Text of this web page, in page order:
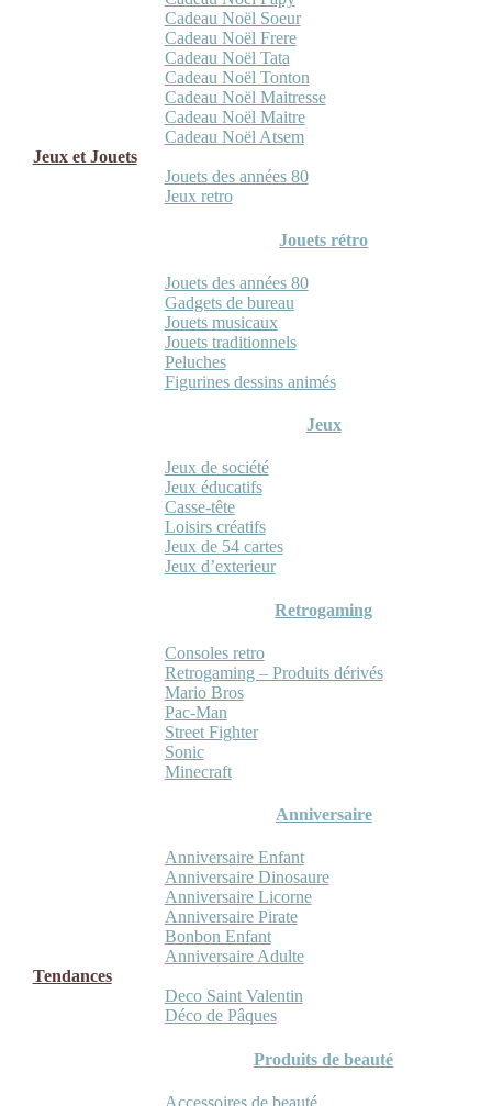
Cadeau Noël Soeur
Cadeau Noël Frere
Cadeau Noël Tata
Cadeau Noël Tonton
Cadeau Noël Maitresse
Cadeau Noël Maitre
Cadeau Noël Atsem
Jeux et Jouets
Jouets des années 80
Jeux retro
Jouets rétro
Jouets des années 80
Gadgets de bureau
Jouets musicaux
Jouets traditionnels
Peluches
Figurines dessins animés
Jeux
Jeux de société
Jeux éducatifs
Casse-tête
Loisirs créatifs
Jeux de 54 cartes
Jeux d’exterieur
Retrogaming
Consoles retro
Retrogaming – Produits dérivés
Mario Bros
Pac-Man
Street Fighter
Sonic
Minecraft
Anniversaire
Anniversaire Enfant
Anniversaire Dinosaure
Anniversaire Licorne
Anniversaire Pirate
Bonbon Enfant
Anniversaire Adulte
Tendances
Deco Saint Valentin
Déco de Pâques
Produits de beauté
Accessoires de beauté